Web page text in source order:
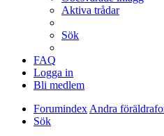
Aktiva trådar
Sök
FAQ
Logga in
Bli medlem
ForumindexAndra
Sök